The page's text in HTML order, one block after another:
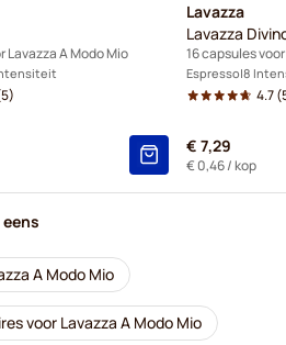
Lavazza A Modo Mio
Lavazza
Lavazza
16 capsules
Espresso 8
4.7
€ 7,29
€ 0,46/ kop
A Modo Mio
voor Lavazza A Modo Mio